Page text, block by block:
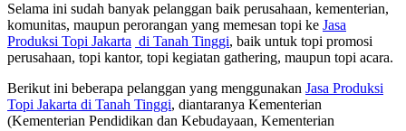
Selama ini sudah banyak pelanggan baik perusahaan, kementerian,
komunitas, maupun perorangan yang memesan topi ke Jasa
Produksi Topi Jakarta di Tanah Tinggi, baik untuk topi promosi
perusahaan, topi kantor, topi kegiatan gathering, maupun topi acara.
Berikut ini beberapa pelanggan yang menggunakan Jasa Produksi
Topi Jakarta di Tanah Tinggi, diantaranya Kementerian
(Kementerian Pendidikan dan Kebudayaan, Kementerian